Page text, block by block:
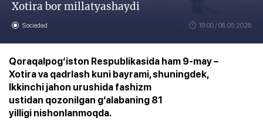
Xotira bor millatyashaydi
Sociedad 19:00 / 08.05.2026
Qoraqalpog‘iston Respublikasida ham 9-may –
Xotira va qadrlash kuni bayrami, shuningdek,
Ikkinchi jahon urushida fashizm
ustidan qozonilgan g‘alabaning 81
yilligi nishonlanmoqda.